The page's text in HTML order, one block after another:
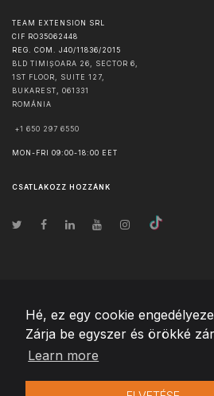
Hé, ez egy cookie
Zárja be egyszer és örökké
Learn more
TEAM EXTENSION SRL
CIF RO35062448
REG. COM. J40/11836/2015
BLD TIMIȘOARA 26, SECTOR 6,
1ST FLOOR, SUITE 127,
BUKAREST
061331
ROMÁNIA
+1 650 297 6550
MON-FRI 09:00-18:00 EET
CSATLAKOZZ HOZZÁNK
© Szerzői jog2026 Team Extension
Changelog ● Ezen webhely használatával